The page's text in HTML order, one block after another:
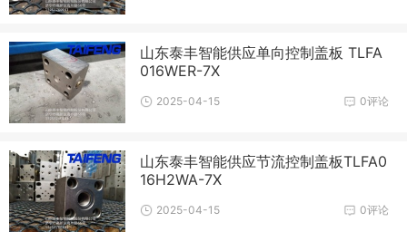
山东泰丰智能供应单向控制盖板 TLFA
016WER-7X
0评论
2025-04-15
山东泰丰智能供应节流控制盖板TLFA0
16H2WA-7X
0评论
2025-04-15